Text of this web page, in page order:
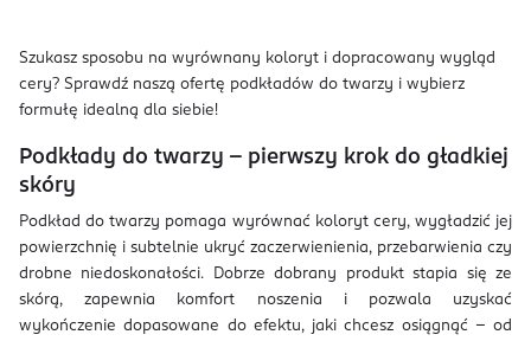
Szukasz sposobu na wyrównany koloryt i dopracowany wygląd
cery? Sprawdź naszą ofertę podkładów do twarzy i wybierz
formułę idealną dla siebie!
Podkłady do twarzy – pierwszy krok do gładkiej
skóry
Podkład do twarzy pomaga wyrównać koloryt cery, wygładzić jej
powierzchnię i subtelnie ukryć zaczerwienienia, przebarwienia czy
drobne niedoskonałości. Dobrze dobrany produkt stapia się ze
skórą, zapewnia komfort noszenia i pozwala uzyskać
wykończenie dopasowane do efektu, jaki chcesz osiągnąć – od